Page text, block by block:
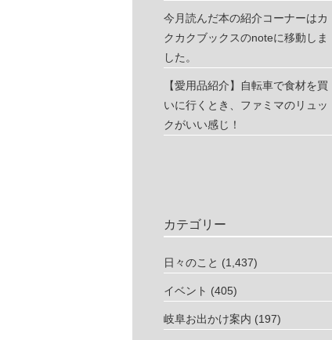
今月読んだ本の紹介コーナーはカ
クカクブックスのnoteに移動しま
した。
【愛用品紹介】自転車で食材を買
いに行くとき、ファミマのリュッ
クがいい感じ！
カテゴリー
日々のこと (1,437)
イベント (405)
岐阜お出かけ案内 (197)